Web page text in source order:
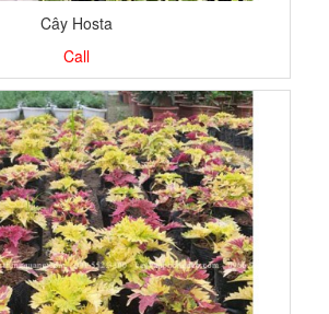
Cây Hosta
Call